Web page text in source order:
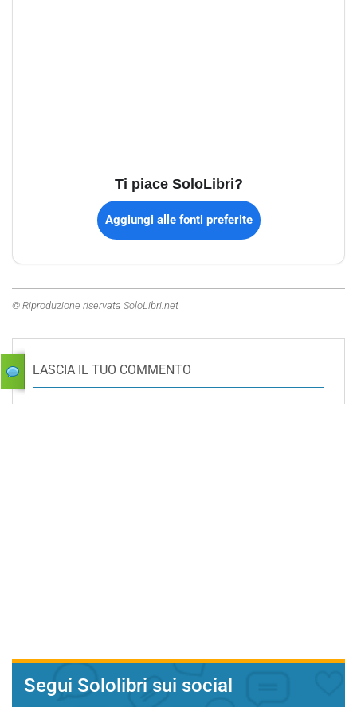
Ti piace SoloLibri?
Aggiungi alle fonti preferite
© Riproduzione riservata SoloLibri.net
LASCIA IL TUO COMMENTO
Segui Sololibri sui social